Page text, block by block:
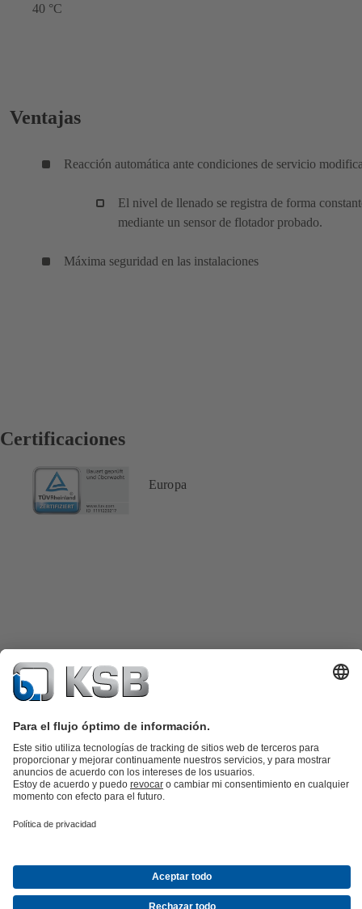
40 °C
Ventajas
Reacción automática ante condiciones de servicio
El nivel de llenado se registra de forma
mediante un sensor de flotador probado.
Máxima seguridad en las instalaciones
Certificaciones
Europa
Catálogo de productosRepuestos KSB
valvesHerramientas
Acerca de KSBEventosPrensaOportunidades de empleo en
KSB